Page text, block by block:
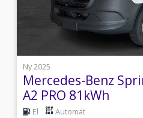
Ny 2025
Mercedes-Benz
A2 PRO 81kWh
El Automat